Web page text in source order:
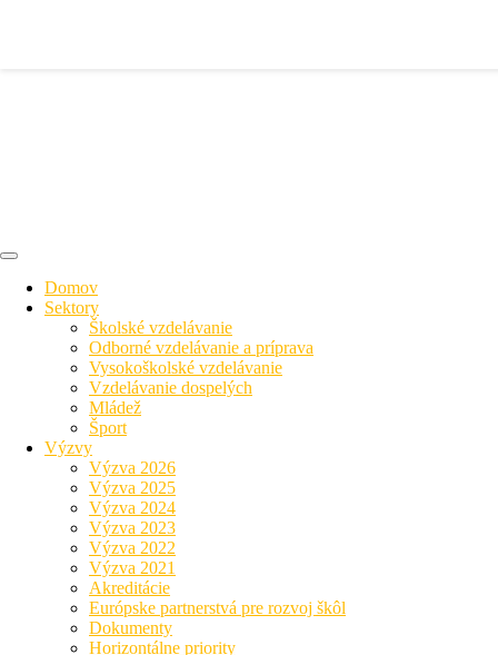
Domov
Sektory
Školské vzdelávanie
Odborné vzdelávanie a príprava
Vysokoškolské vzdelávanie
Vzdelávanie dospelých
Mládež
Šport
Výzvy
Výzva 2026
Výzva 2025
Výzva 2024
Výzva 2023
Výzva 2022
Výzva 2021
Akreditácie
Európske partnerstvá pre rozvoj škôl
Dokumenty
Horizontálne priority